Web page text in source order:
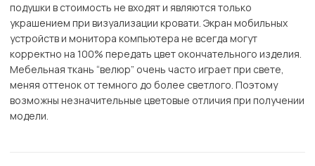
подушки в стоимость не входят и являются только
украшением при визуализации кровати. Экран мобильных
устройств и монитора компьютера не всегда могут
корректно на 100% передать цвет окончательного изделия.
Мебельная ткань “велюр” очень часто играет при свете,
меняя оттенок от темного до более светлого. Поэтому
возможны незначительные цветовые отличия при получении
модели.